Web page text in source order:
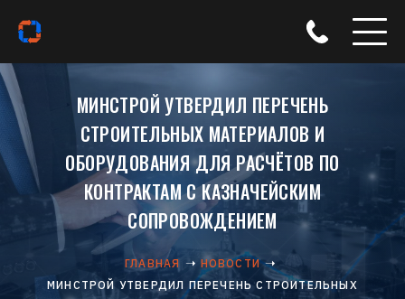
МИНСТРОЙ УТВЕРДИЛ ПЕРЕЧЕНЬ
СТРОИТЕЛЬНЫХ МАТЕРИАЛОВ И
ОБОРУДОВАНИЯ ДЛЯ РАСЧЁТОВ ПО
КОНТРАКТАМ С КАЗНАЧЕЙСКИМ
СОПРОВОЖДЕНИЕМ
ГЛАВНАЯ
НОВОСТИ
МИНСТРОЙ УТВЕРДИЛ ПЕРЕЧЕНЬ СТРОИТЕЛЬНЫХ